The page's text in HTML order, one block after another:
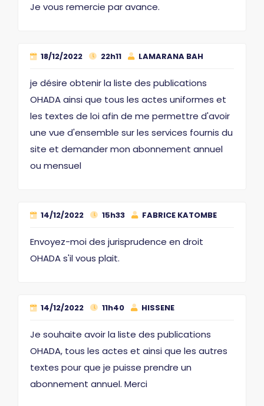
Je vous remercie par avance.
18/12/2022 22h11 LAMARANA BAH
je désire obtenir la liste des publications
OHADA ainsi que tous les actes uniformes et
les textes de loi afin de me permettre d'avoir
une vue d'ensemble sur les services fournis du
site et demander mon abonnement annuel
ou mensuel
14/12/2022 15h33 FABRICE KATOMBE
Envoyez-moi des jurisprudence en droit
OHADA s'il vous plait.
14/12/2022 11h40 HISSENE
Je souhaite avoir la liste des publications
OHADA, tous les actes et ainsi que les autres
textes pour que je puisse prendre un
abonnement annuel. Merci